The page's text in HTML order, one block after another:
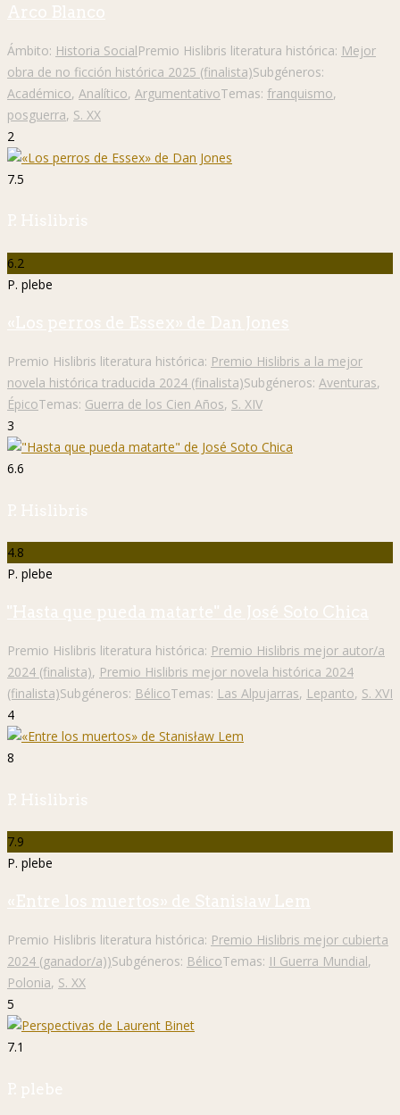
Arco Blanco
Ámbito: Historia SocialPremio Hislibris literatura histórica: Mejor
obra de no ficción histórica 2025 (finalista)Subgéneros:
Académico, Analítico, ArgumentativoTemas: franquismo,
posguerra, S. XX
2
7.5
P. Hislibris
6.2
P. plebe
«Los perros de Essex» de Dan Jones
Premio Hislibris literatura histórica: Premio Hislibris a la mejor
novela histórica traducida 2024 (finalista)Subgéneros: Aventuras,
ÉpicoTemas: Guerra de los Cien Años, S. XIV
3
6.6
P. Hislibris
4.8
P. plebe
"Hasta que pueda matarte" de José Soto Chica
Premio Hislibris literatura histórica: Premio Hislibris mejor autor/a
2024 (finalista), Premio Hislibris mejor novela histórica 2024
(finalista)Subgéneros: BélicoTemas: Las Alpujarras, Lepanto, S. XVI
4
8
P. Hislibris
7.9
P. plebe
«Entre los muertos» de Stanisław Lem
Premio Hislibris literatura histórica: Premio Hislibris mejor cubierta
2024 (ganador/a))Subgéneros: BélicoTemas: II Guerra Mundial,
Polonia, S. XX
5
7.1
P. plebe